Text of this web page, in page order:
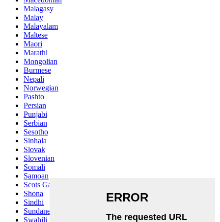
Malagasy
Malay
Malayalam
Maltese
Maori
Marathi
Mongolian
Burmese
Nepali
Norwegian
Pashto
Persian
Punjabi
Serbian
Sesotho
Sinhala
Slovak
Slovenian
Somali
Samoan
Scots Gaelic
Shona
Sindhi
Sundanese
Swahili